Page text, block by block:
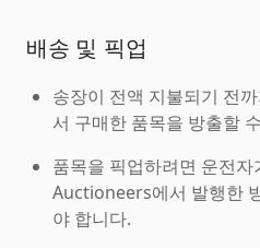
배송 및 픽업
송장이 전액 지불되기 전
서 구매한 품목을 방출할
품목을 픽업하려면 운전
Auctioneers에서 발행한
야 합니다.